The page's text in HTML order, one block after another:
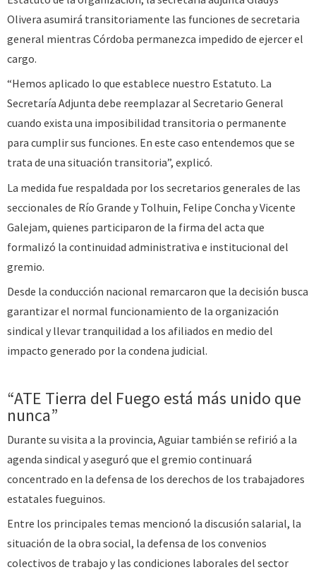
Olivera asumirá transitoriamente las funciones de secretaria
general mientras Córdoba permanezca impedido de ejercer el
cargo.
“Hemos aplicado lo que establece nuestro Estatuto. La
Secretaría Adjunta debe reemplazar al Secretario General
cuando exista una imposibilidad transitoria o permanente
para cumplir sus funciones. En este caso entendemos que se
trata de una situación transitoria”, explicó.
La medida fue respaldada por los secretarios generales de las
seccionales de Río Grande y Tolhuin, Felipe Concha y Vicente
Galejam, quienes participaron de la firma del acta que
formalizó la continuidad administrativa e institucional del
gremio.
Desde la conducción nacional remarcaron que la decisión busca
garantizar el normal funcionamiento de la organización
sindical y llevar tranquilidad a los afiliados en medio del
impacto generado por la condena judicial.
“ATE Tierra del Fuego está más unido que
nunca”
Durante su visita a la provincia, Aguiar también se refirió a la
agenda sindical y aseguró que el gremio continuará
concentrado en la defensa de los derechos de los trabajadores
estatales fueguinos.
Entre los principales temas mencionó la discusión salarial, la
situación de la obra social, la defensa de los convenios
colectivos de trabajo y las condiciones laborales del sector